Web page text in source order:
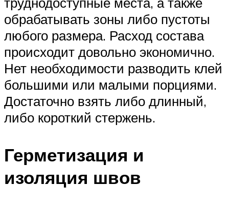
обрабатывать зоны либо пустоты
любого размера. Расход состава
происходит довольно экономично.
Нет необходимости разводить клей
большими или малыми порциями.
Достаточно взять либо длинный,
либо короткий стержень.
Герметизация и
изоляция швов